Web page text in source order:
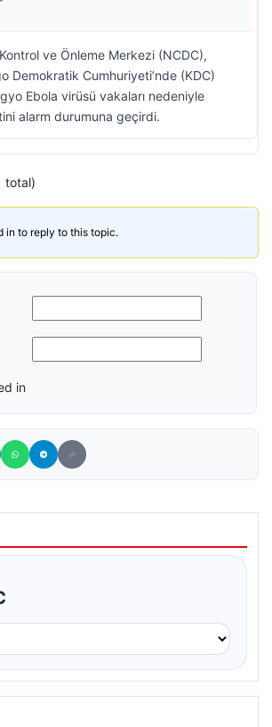
ve Önleme Merkezi (NCDC),
Demokratik Cumhuriyeti’nde (KDC)
Ebola virüsü vakaları nedeniyle
alarm durumuna geçirdi.
total)
in to reply to this topic.
in